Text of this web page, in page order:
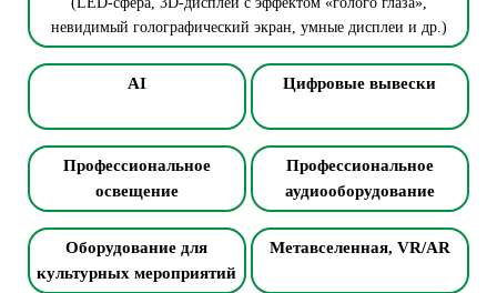
невидимый голографический экран, умные дисплеи и др.)
AI Цифровые вывески
Профессиональное
освещение
Профессиональное
аудиооборудование
Оборудование для
культурных мероприятий
Метавселенная, VR/AR